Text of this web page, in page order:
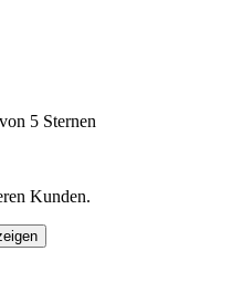
5 Sternen
Kunden.